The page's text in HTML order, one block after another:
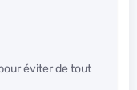
éviter de tout